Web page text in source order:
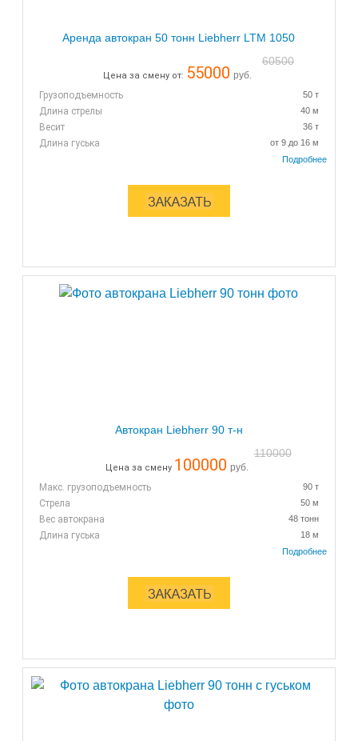
Аренда автокран 50 тонн Liebherr LTM 1050
60500
Цена за смену от: 55000 руб.
Грузоподъемность
50 т
Длина стрелы 40 м
Весит 36 т
Длина гуська от 9 до 16 м
7+1 ч
Автокран Liebherr 90 т-н
110000
Цена за смену 100000 руб.
Макс. грузоподъемность
90 т
Стрела 50 м
Вес автокрана 48 тонн
Длина гуська 18 м
7+1 час